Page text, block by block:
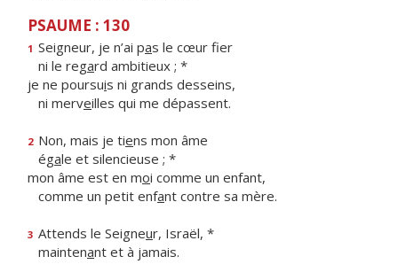
PSAUME : 130
1 Seigneur, je n’ai pas le cœur fier
ni le regard ambitieux ; *
je ne poursuis ni grands desseins,
ni merveilles qui me dépassent.
2 Non, mais je tiens mon âme
égale et silencieuse ; *
mon âme est en moi comme un enfant,
comme un petit enfant contre sa mère.
3 Attends le Seigneur, Israël, *
maintenant et à jamais.